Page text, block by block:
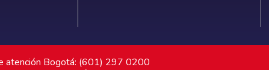
atención Bogotá: (601) 297 0200